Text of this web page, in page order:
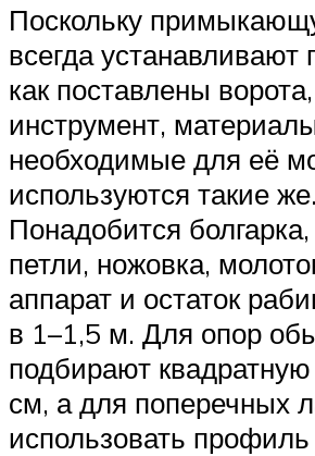
Поскольку
всегда устанавливают
как поставлены
инструмент,
необходимые для её
используются такие же.
Понадобится
петли, ножовка,
аппарат и остаток
в 1–1,5 м. Для опор
подбирают
см, а для поперечных
использовать